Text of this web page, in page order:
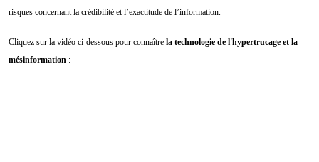
risques concernant la crédibilité et l’exactitude de l’information.
Cliquez sur la vidéo ci-dessous pour connaître la technologie de l'hypertrucage et la
mésinformation :